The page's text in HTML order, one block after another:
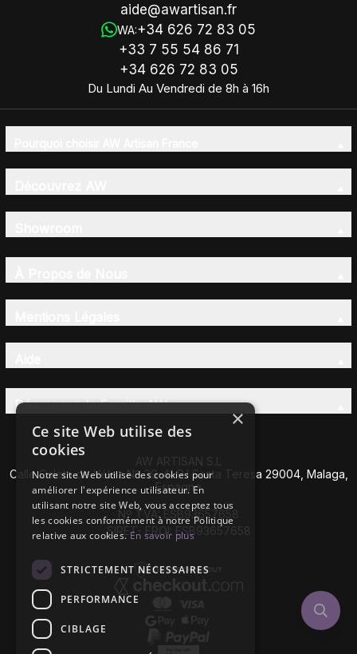
aide@awartisan.fr
WA:+34 626 72 83 05
+33 7 55 54 86 71
+34 626 72 83 05
Du Lundi Au Vendredi de 8h à 16h
Découvrez la Famille AW
AW ARTISAN S.L
Calle Caleta de Vélez Nº 39-41 P.I Santa Teresa 29004, Malaga,
Espagne
Nº TVA: ESB93657658
SIRET- EROI: ESB93657658
×
Ce site Web utilise des
cookies
Notre site Web utilise des cookies pour
améliorer l'expérience utilisateur. En
utilisant notre site Web, vous acceptez tous
les cookies conformément à notre Politique
relative aux cookies.En savoir plus
STRICTEMENT NÉCESSAIRES
PERFORMANCE
CIBLAGE